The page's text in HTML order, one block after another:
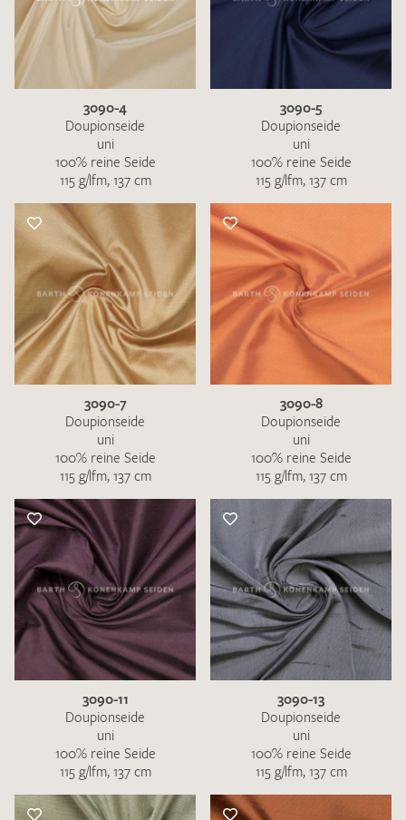
3090-4
Doupionseide
uni
100% reine Seide
115 g/lfm, 137 cm
3090-5
Doupionseide
uni
100% reine Seide
115 g/lfm, 137 cm
3090-7
Doupionseide
uni
100% reine Seide
115 g/lfm, 137 cm
3090-8
Doupionseide
uni
100% reine Seide
115 g/lfm, 137 cm
3090-11
Doupionseide
uni
100% reine Seide
115 g/lfm, 137 cm
3090-13
Doupionseide
uni
100% reine Seide
115 g/lfm, 137 cm